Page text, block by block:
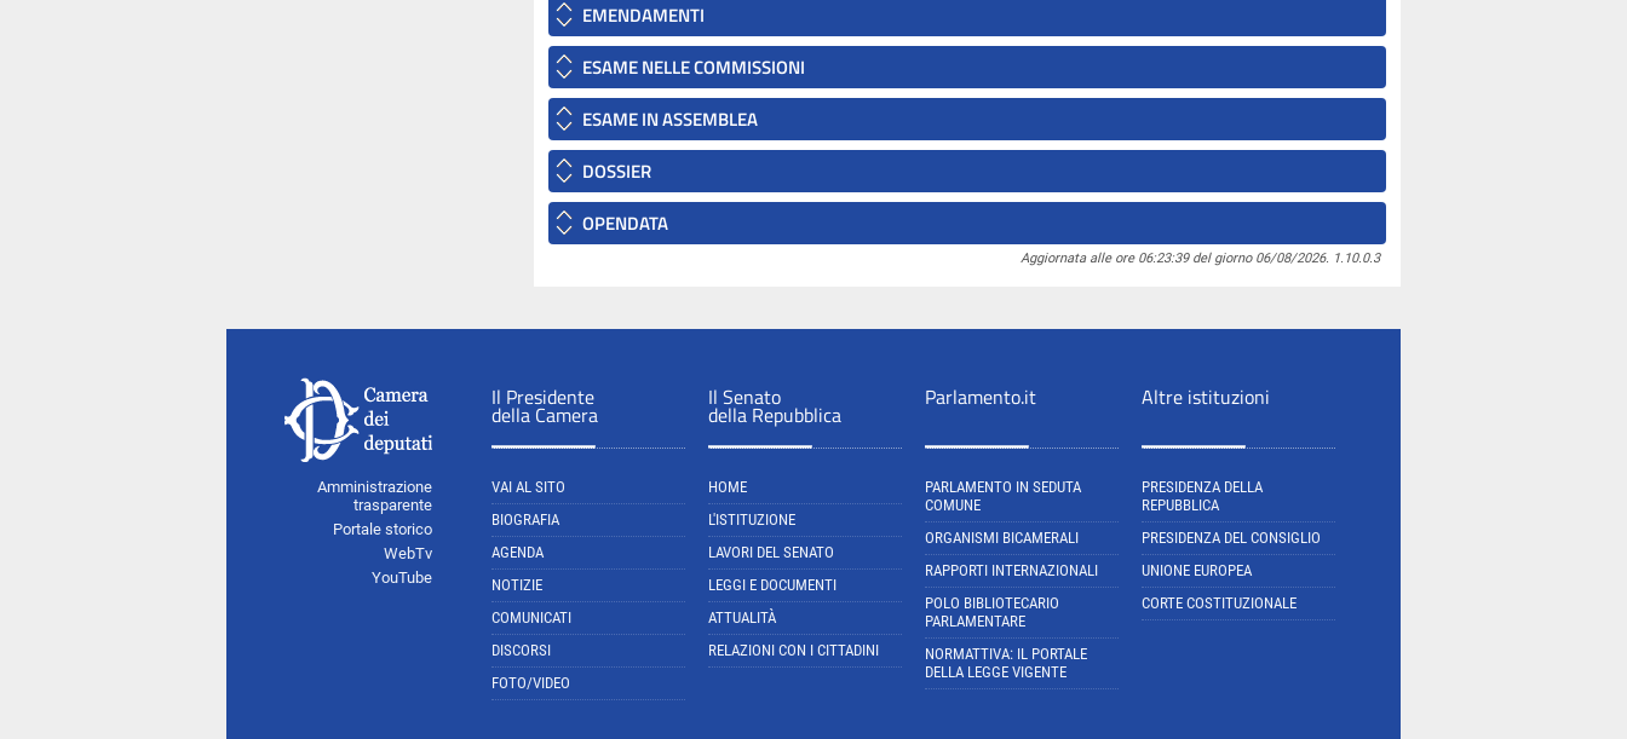
EMENDAMENTI
ESAME NELLE COMMISSIONI
ESAME IN ASSEMBLEA
DOSSIER
OPENDATA
Aggiornata alle ore 06:23:39 del giorno 06/08/2026. 1.10.0.3
Amministrazione
trasparente
Portale storico
WebTv
YouTube
Il Presidente
della Camera
VAI AL SITO
BIOGRAFIA
AGENDA
NOTIZIE
COMUNICATI
DISCORSI
FOTO/VIDEO
Il Senato
della Repubblica
HOME
L'ISTITUZIONE
LAVORI DEL SENATO
LEGGI E DOCUMENTI
ATTUALITÀ
RELAZIONI CON I CITTADINI
Parlamento.it
PARLAMENTO IN SEDUTA
COMUNE
ORGANISMI BICAMERALI
RAPPORTI INTERNAZIONALI
POLO BIBLIOTECARIO
PARLAMENTARE
NORMATTIVA: IL PORTALE
DELLA LEGGE VIGENTE
Altre istituzioni
PRESIDENZA DELLA
REPUBBLICA
PRESIDENZA DEL CONSIGLIO
UNIONE EUROPEA
CORTE COSTITUZIONALE